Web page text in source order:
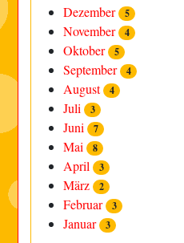
Dezember 5
November 4
Oktober 5
September 4
August 4
Juli 3
Juni 7
Mai 8
April 3
März 2
Februar 3
Januar 3